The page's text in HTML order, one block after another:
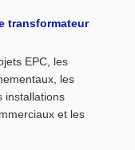
transformateur
EPC, les
les
installations
et les